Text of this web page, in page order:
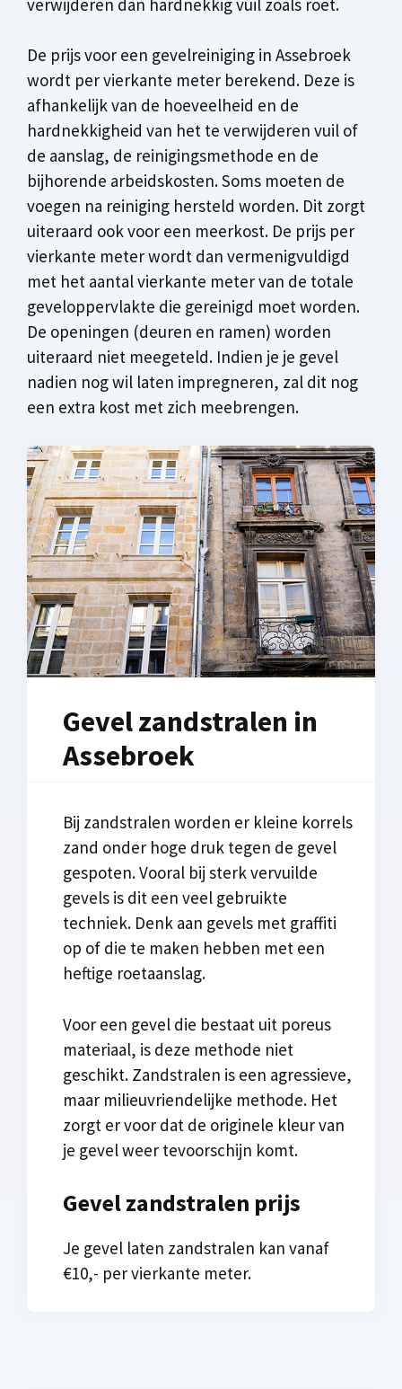
De prijs voor een gevelreiniging in Assebroek
wordt per vierkante meter berekend. Deze is
afhankelijk van de hoeveelheid en de
hardnekkigheid van het te verwijderen vuil of
de aanslag, de reinigingsmethode en de
bijhorende arbeidskosten. Soms moeten de
voegen na reiniging hersteld worden. Dit zorgt
uiteraard ook voor een meerkost. De prijs per
vierkante meter wordt dan vermenigvuldigd
met het aantal vierkante meter van de totale
geveloppervlakte die gereinigd moet worden.
De openingen (deuren en ramen) worden
uiteraard niet meegeteld. Indien je je gevel
nadien nog wil laten impregneren, zal dit nog
een extra kost met zich meebrengen.
Gevel zandstralen in
Assebroek
Bij zandstralen worden er kleine korrels
zand onder hoge druk tegen de gevel
gespoten. Vooral bij sterk vervuilde
gevels is dit een veel gebruikte
techniek. Denk aan gevels met graffiti
op of die te maken hebben met een
heftige roetaanslag.
Voor een gevel die bestaat uit poreus
materiaal, is deze methode niet
geschikt. Zandstralen is een agressieve,
maar milieuvriendelijke methode. Het
zorgt er voor dat de originele kleur van
je gevel weer tevoorschijn komt.
Gevel zandstralen prijs
Je gevel laten zandstralen kan vanaf
€10,- per vierkante meter.